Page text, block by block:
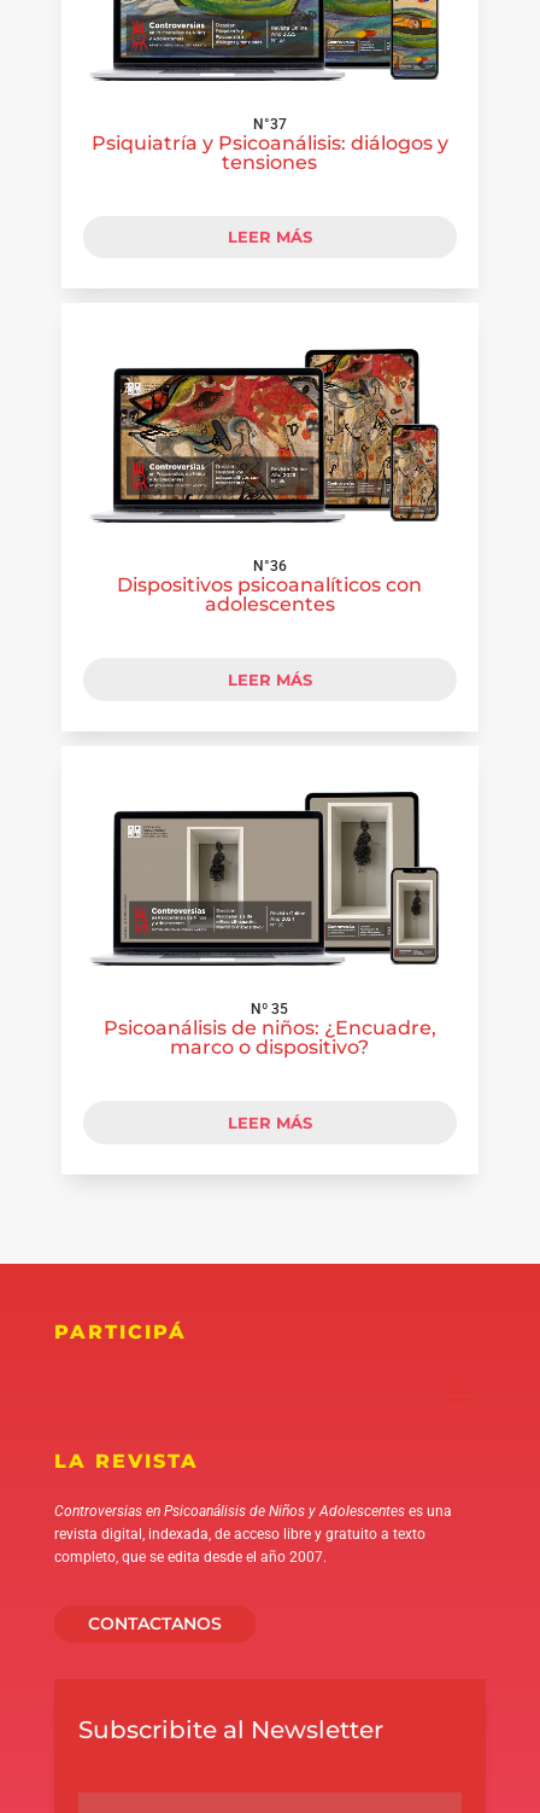
N°37
Psiquiatría y Psicoanálisis: diálogos y
tensiones
LEER MÁS
N°36
Dispositivos psicoanalíticos con
adolescentes
LEER MÁS
Nº 35
Psicoanálisis de niños: ¿Encuadre,
marco o dispositivo?
LEER MÁS
PARTICIPÁ
LA REVISTA
Controversias en Psicoanálisis de Niños y Adolescenteses una
revista digital, indexada, de acceso libre y gratuito a texto
completo, que se edita desde el año 2007.
CONTACTANOS
Subscribite al Newsletter